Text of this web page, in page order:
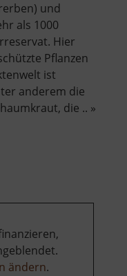
und
als 1000
Hier
Pflanzen
ist
anderem die
die .. »
ändern.